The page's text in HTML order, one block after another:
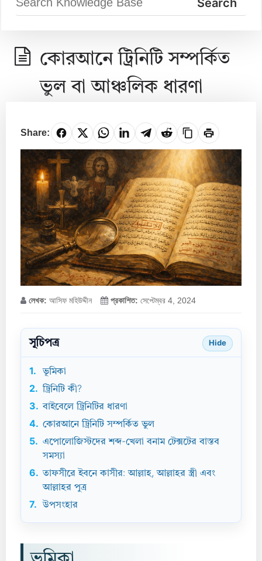
কোরআনে ট্রিনিটি সম্পর্কিত
ভুল বা আঞ্চলিক ধারণা
Share:
লেখক: আসিফ মহিউদ্দীন প্রকাশিত: সেপ্টেম্বর 4, 2024
সূচিপত্র Hide
1.
ভূমিকা
2. ট্রিনিটি কী?
3. বাইবেলে ট্রিনিটির ধারণা
4. কোরআনে ট্রিনিটি সম্পর্কিত ভুল
5. এপোলোজিস্টদের শব্দ-খেলা বনাম টেক্সটের বাস্তব
সমস্যা
6. তাফসীরে ইবনে কাসীর: আল্লাহ, আল্লাহর স্ত্রী এবং
আল্লাহর পুত্র
7.
উপসংহার